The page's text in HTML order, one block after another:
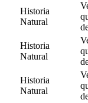
Historia
Natural
Historia
Natural
Historia
Natural